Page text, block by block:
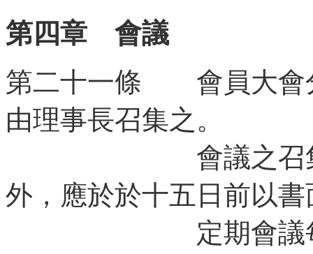
第四章 會議
第二十一條 會員大會
由理事長召集之。
會議之召集，除
外，應於於十五日前以
定期會議每年召